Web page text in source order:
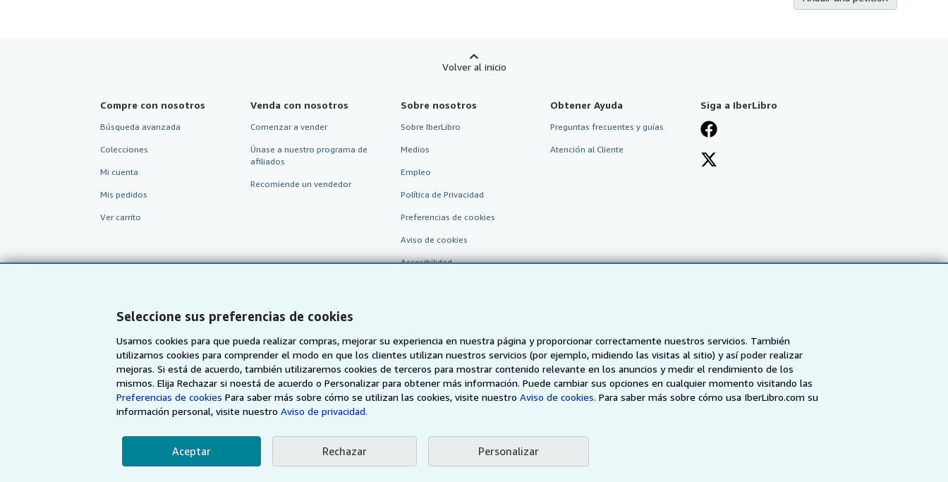
Seleccione sus preferencias de cookies
Usamos cookies para que pueda realizar compras, mejorar su experiencia en nuestra página y proporcionar correctamente nuestros servicios. También
utilizamos cookies para comprender el modo en que los clientes utilizan nuestros servicios (por ejemplo, midiendo las visitas al sitio) y así poder realizar
mejoras. Si está de acuerdo, también utilizaremos cookies de terceros para mostrar contenido relevante en los anuncios y medir el rendimiento de los
mismos. Elija Rechazar si noestá de acuerdo o Personalizar para obtener más información. Puede cambiar sus opciones en cualquier momento visitando las
Preferencias de cookies Para saber más sobre cómo se utilizan las cookies, visite nuestroAviso de cookies. Para saber más sobre cómo usa IberLibro.com su
información personal, visite nuestroAviso de privacidad.
Aceptar Rechazar Personalizar
Volver al inicio
Compre con nosotros
Búsqueda avanzada
Colecciones
Mi cuenta
Mis pedidos
Ver carrito
Venda con nosotros
Comenzar a vender
Únase a nuestro programa de
afiliados
Recomiende un vendedor
Sobre nosotros
Sobre IberLibro
Medios
Empleo
Política de Privacidad
Preferencias de cookies
Aviso de cookies
Accesibilidad
Obtener Ayuda
Preguntas frecuentes y guías
Atención al Cliente
Siga a IberLibro
AbeBooks.com AbeBooks.co.uk AbeBooks.de AbeBooks.fr AbeBooks.it AbeBooks Aus/NZ AbeBooks.ca ZVAB.com